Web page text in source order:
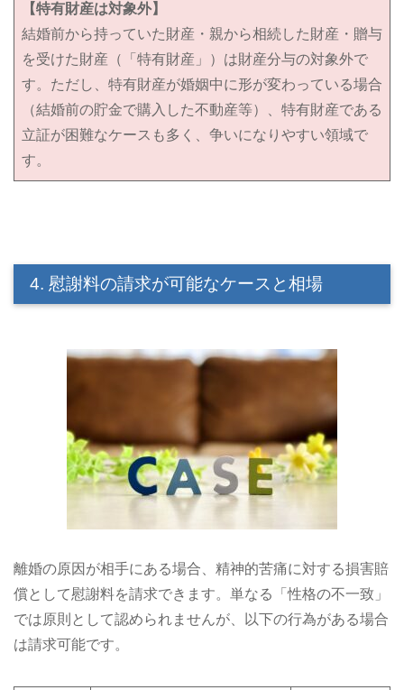
【特有財産は対象外】
結婚前から持っていた財産・親から相続した財産・贈与
を受けた財産（「特有財産」）は財産分与の対象外で
す。ただし、特有財産が婚姻中に形が変わっている場合
（結婚前の貯金で購入した不動産等）、特有財産である
立証が困難なケースも多く、争いになりやすい領域で
す。
4. 慰謝料の請求が可能なケースと相場
離婚の原因が相手にある場合、精神的苦痛に対する損害賠
償として慰謝料を請求できます。単なる「性格の不一致」
では原則として認められませんが、以下の行為がある場合
は請求可能です。